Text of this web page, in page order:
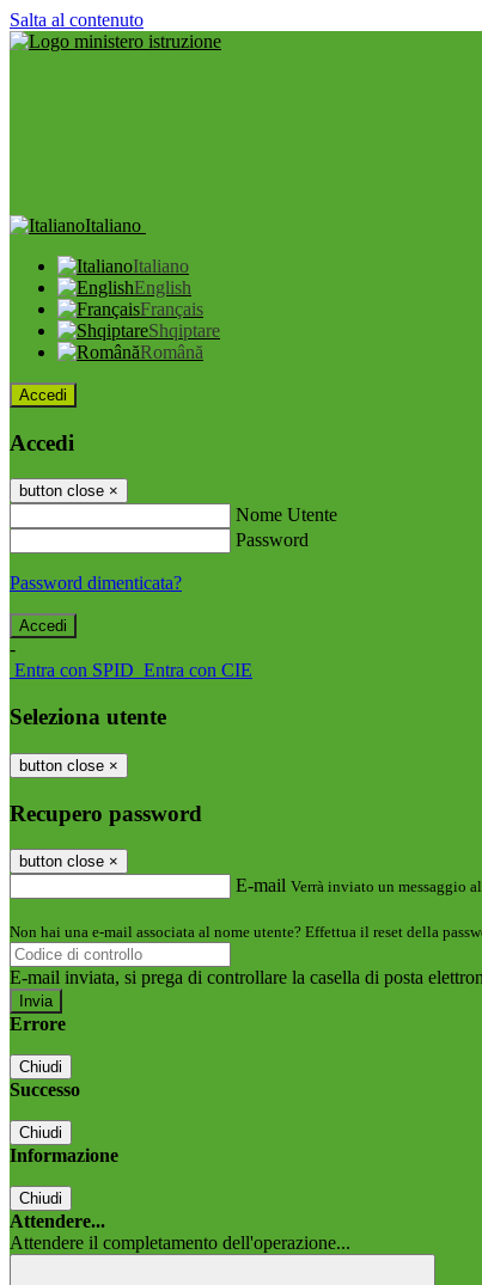
Salta al contenuto
Italiano
Italiano
English
Français
Shqiptare
Română
Accedi
Accedi
button close ×
Nome Utente
Password
Password dimenticata?
-
Entra con SPID Entra con CIE
Seleziona utente
button close ×
Recupero password
button close ×
E-mail Verrà inviato un messaggio
Non hai una e-mail associata al nome utente? Effettua il reset della
E-mail inviata, si prega di controllare la casella di posta
Errore
Chiudi
Successo
Chiudi
Informazione
Chiudi
Attendere...
Attendere il completamento dell'operazione...